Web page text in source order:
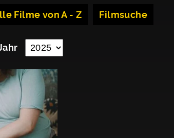
Filme von A - Z Filmsuche